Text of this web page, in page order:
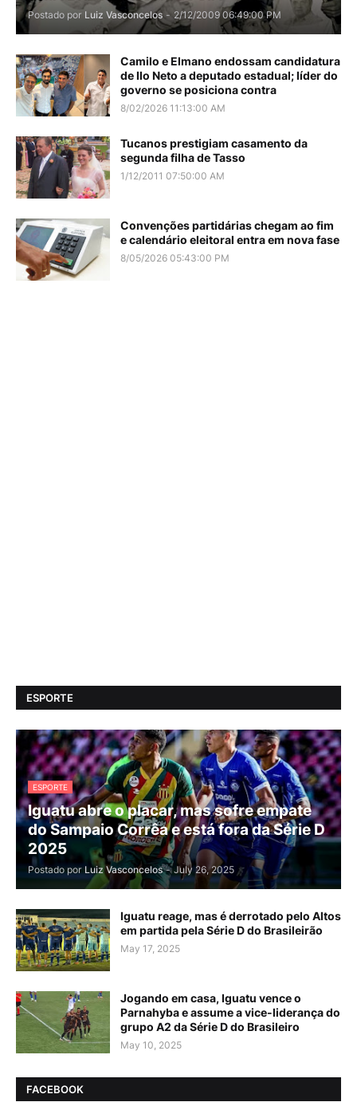
Postado por Luiz Vasconcelos - 2/12/2009 06:49:00 PM
Camilo e Elmano endossam candidatura
de Ilo Neto a deputado estadual; líder do
governo se posiciona contra
8/02/2026 11:13:00 AM
Tucanos prestigiam casamento da
segunda filha de Tasso
1/12/2011 07:50:00 AM
Convenções partidárias chegam ao fim
e calendário eleitoral entra em nova fase
8/05/2026 05:43:00 PM
ESPORTE
ESPORTE
Iguatu abre o placar, mas sofre empate
do Sampaio Corrêa e está fora da Série D
2025
Postado por Luiz Vasconcelos - July 26, 2025
Iguatu reage, mas é derrotado pelo Altos
em partida pela Série D do Brasileirão
May 17, 2025
Jogando em casa, Iguatu vence o
Parnahyba e assume a vice-liderança do
grupo A2 da Série D do Brasileiro
May 10, 2025
FACEBOOK